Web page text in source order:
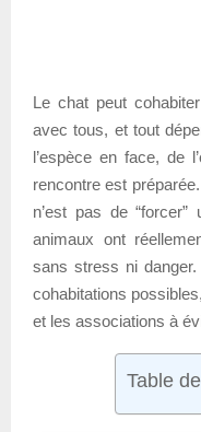
Le chat peut
avec tous, et tout
l’espèce en face, de
rencontre est
n’est pas de
animaux ont
sans stress ni
cohabitations
et les associations à
Table